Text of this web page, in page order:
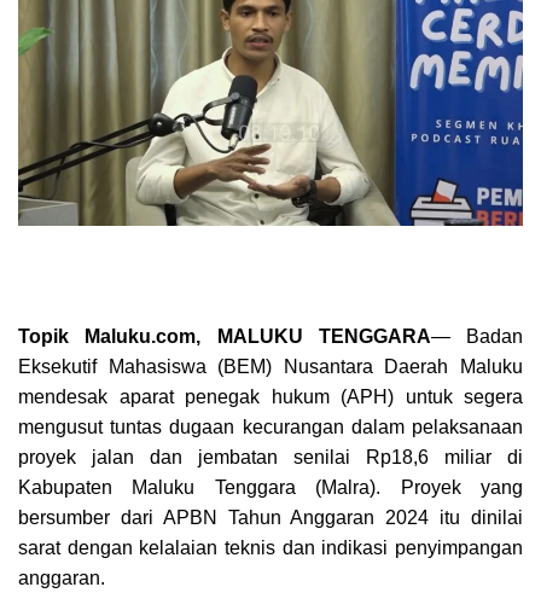
Topik Maluku.com, MALUKU TENGGARA— Badan
Eksekutif Mahasiswa (BEM) Nusantara Daerah Maluku
mendesak aparat penegak hukum (APH) untuk segera
mengusut tuntas dugaan kecurangan dalam pelaksanaan
proyek jalan dan jembatan senilai Rp18,6 miliar di
Kabupaten Maluku Tenggara (Malra). Proyek yang
bersumber dari APBN Tahun Anggaran 2024 itu dinilai
sarat dengan kelalaian teknis dan indikasi penyimpangan
anggaran.